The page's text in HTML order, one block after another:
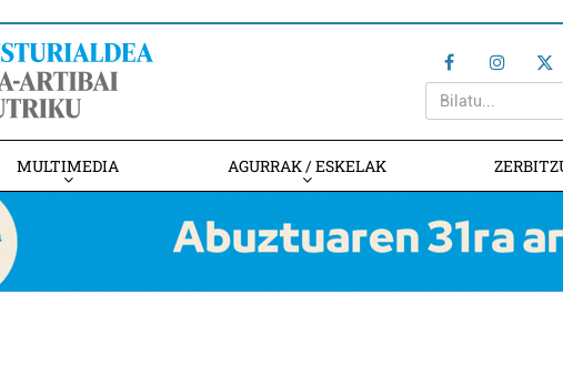
MULTIMEDIA AGURRAK / ESKELAK